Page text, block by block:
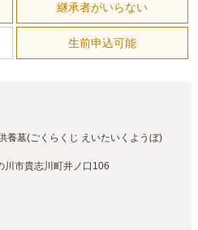
継承者がいらない
生前申込可能
養墓(ごくらくじ えいたいくようぼ)
川市貴志川町井ノ口106